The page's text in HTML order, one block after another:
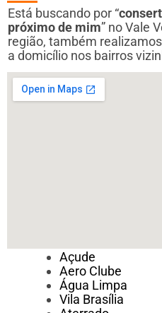
Está buscando por “
próximo de mim” no Vale
região, também
a domicílio nos bairros
Açude
Aero Clube
Água Limpa
Vila Brasília